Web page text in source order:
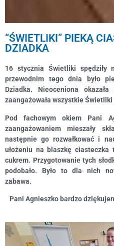
“ŚWIETLIKI” PIEKĄ
DZIADKA
16 stycznia Świetliki spędziły
przewodnim tego dnia było
Dziadka. Nieoceniona
zaangażowała wszystkie
Pod fachowym okiem Pani
zaangażowaniem mieszały
następnie go rozwałkować i
ułożeniu na blaszkę ciasteczka
cukrem. Przygotowanie tych
podobało. Było to dla nich
zabawa.
Pani Agnieszko bardzo